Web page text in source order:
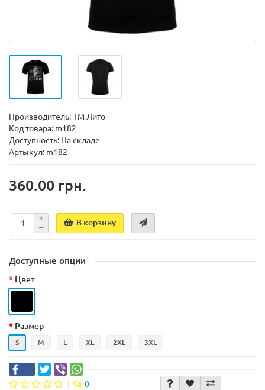
Производитель:ТМ Лито
Код товара: m182
Доступность: На складе
Артыкул: m182
360.00 грн.
В корзину
Доступные опции
Цвет
Размер
S M L XL 2XL 3XL
0